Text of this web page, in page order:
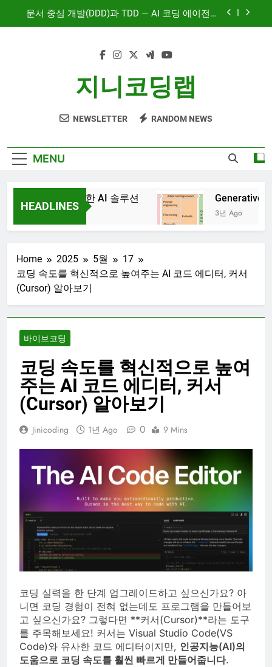
AI와 함께하는 CMS 이야기
보여주는 시대
브에이전트 활용기
문서 중심 개발(DDD)과 TDD — AI 코딩 에이전트
AI와 함께하는 CMS 이야기
지니코딩랩
NEWSLETTER RANDOM NEWS
MENU
HEADLINES
비즈니스를 위한 AI 솔루션 Generative AI
3년 Ago
Home 2025 5월
17
코딩 속도를 혁신적으로 높여주는 AI 코드 에디터, 커서
(Cursor) 알아보기
바이브코딩
코딩 속도를 혁신적으로 높여
주는 AI 코드 에디터, 커서
(Cursor) 알아보기
Jinicoding 1년 Ago 0 9 Mins
코딩 실력을 한 단계 업그레이드하고 싶으신가요? 아
니면 코딩 경험이 전혀 없는데도 프로그램을 만들어보
고 싶으신가요? 그렇다면 **커서(Cursor)**라는 도구
를 주목해보세요! 커서는 Visual Studio Code(VS
Code)와 유사한 코드 에디터이지만, 인공지능(AI)의
도움으로 코딩 속도를 훨씬 빠르게 만들어줍니다.